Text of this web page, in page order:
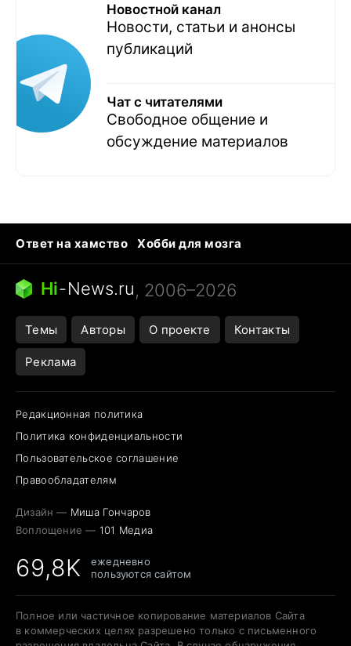
Новостной канал
Новости, статьи и анонсы
публикаций
Чат с читателями
Свободное общение и
обсуждение материалов
Ответ на хамство
Хобби для мозга
Бензин 100 и 95
Тунцы в океанариуме
Следующая пандемия
Hi-News.ru, 2006–2026
Темы Авторы О проекте Контакты
Реклама
Редакционная политика
Политика конфиденциальности
Пользовательское соглашение
Правообладателям
Дизайн — Миша Гончаров
Воплощение — 101 Медиа
69,8K
ежедневно
пользуются сайтом
Полное или частичное копирование материалов Сайта
в коммерческих целях разрешено только с письменного